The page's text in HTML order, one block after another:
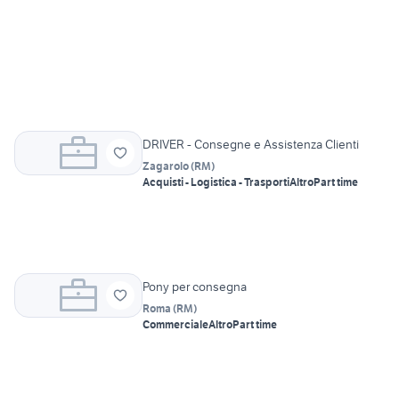
DRIVER - Consegne e Assistenza Clienti
Zagarolo(RM)
Acquisti - Logistica - TrasportiAltroPart time
Pony per consegna
Roma (RM)
CommercialeAltroPart time